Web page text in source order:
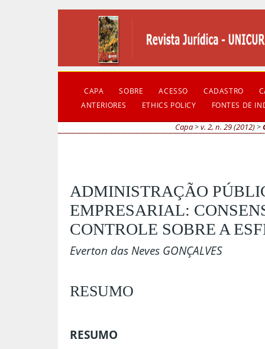
CAPA SOBRE ACESSO CADASTRO
ANTERIORES
ETHICS POLICY FONTES DE
Capa>v. 2, n. 29 (2012)>
ADMINISTRAÇÃO
EMPRESARIAL:
CONTROLE SOBRE A
Everton das Neves GONÇALVES
RESUMO
RESUMO